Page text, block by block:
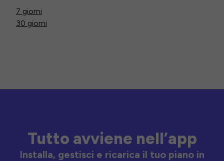
7 giorni
30 giorni
Tutto avviene nell’app
Installa, gestisci e ricarica il tuo piano in